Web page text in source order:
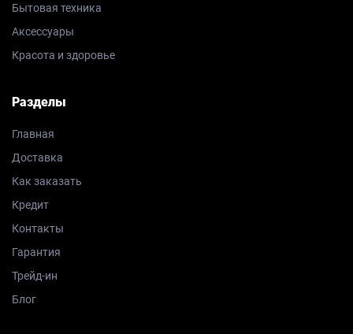
Бытовая техника
Аксессуары
Красота и здоровье
Разделы
Главная
Доставка
Как заказать
Кредит
Контакты
Гарантия
Трейд-ин
Блог